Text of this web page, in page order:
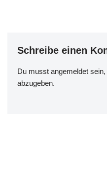
Schreibe einen
Du musst angemeldet
abzugeben.